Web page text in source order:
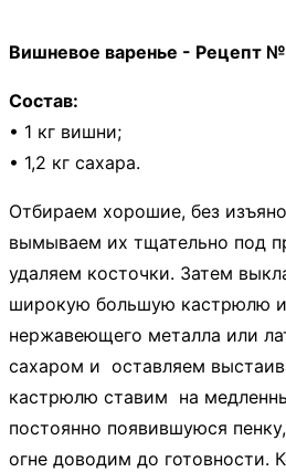
Вишневое варенье - Рецепт
Состав:
• 1 кг вишни;
• 1,2 кг сахара.
Отбираем хорошие, без
вымываем их тщательно под
удаляем косточки. Затем
широкую большую кастрюлю
нержавеющего металла или
сахаром и оставляем
кастрюлю ставим на
постоянно появившуюся
огне доводим до готовности.